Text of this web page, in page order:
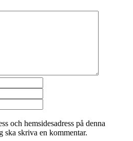
och hemsidesadress på denna
ska skriva en kommentar.